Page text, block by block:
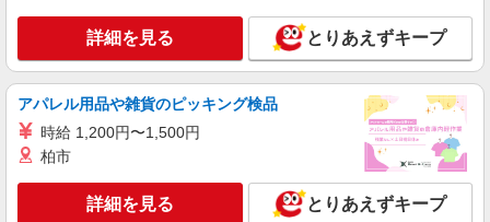
ィブ支給(規定有) ★月2回払い・週払い可能（規程
有）★ ゜・。○。・゜+゜・。○。・゜+゜
キープ 詳細を見る
株式会社シエロ
【softbank】の携帯販売スタッフ
月給207900円〜260200円（経験・能力によ
る） 資格手当（1〜6万円）賞与年2回（6月・12
月・実績最高5.4カ月分） 未経験から入社半年で
年収400万円以上への昇給実績あり ※残業代支給
三重県津市のsoftbankショップ
詳細を見る とりあえずキープ
アパレル用品や雑貨のピッキング検品
時給 1,200円〜1,500円
柏市
詳細を見る とりあえずキープ